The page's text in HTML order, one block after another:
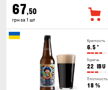
67,50
грн за 1 шт
Крепость
6.5 °
Горечь
22 IBU
Плотность
18 %